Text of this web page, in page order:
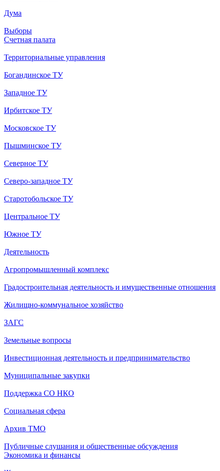
Дума
Выборы
Счетная палата
Территориальные управления
Богандинское ТУ
Западное ТУ
Ирбитское ТУ
Московское ТУ
Пышминское ТУ
Северное ТУ
Северо-западное ТУ
Старотобольское ТУ
Центральное ТУ
Южное ТУ
Деятельность
Агропромышленный комплекс
Градостроительная деятельность и имущественные отношения
Жилищно-коммунальное хозяйство
ЗАГС
Земельные вопросы
Инвестиционная деятельность и предпринимательство
Муниципальные закупки
Поддержка СО НКО
Социальная сфера
Архив ТМО
Публичные слушания и общественные обсуждения
Экономика и финансы